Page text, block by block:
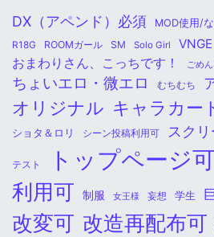
DX（アペンド）必須 MOD使用/
R18G ROOMガール SM Solo Girl VNGE
おまわりさん、こっちです！ ごめ
ちょいエロ・微エロ むちむち
オリジナル キャラカー
ショタ＆ロリ シーン投稿利用可 スク
テスト トップページ可
利用可 制服 女王様 妄想 学生
改変可 改造再配布可